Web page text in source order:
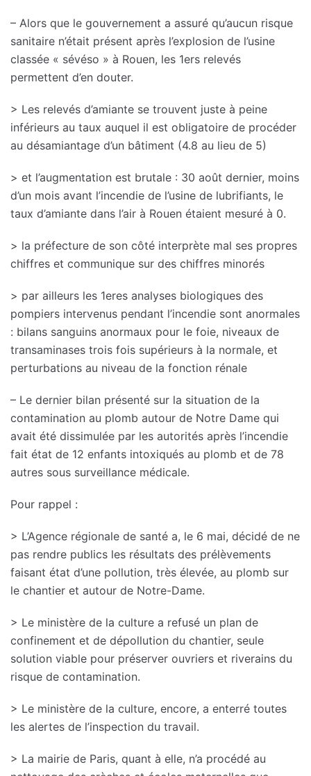
– Alors que le gouvernement a assuré qu’aucun risque
sanitaire n’était présent après l’explosion de l’usine
classée « sévéso » à Rouen, les 1ers relevés
permettent d’en douter.
> Les relevés d’amiante se trouvent juste à peine
inférieurs au taux auquel il est obligatoire de procéder
au désamiantage d’un bâtiment (4.8 au lieu de 5)
> et l’augmentation est brutale : 30 août dernier, moins
d’un mois avant l’incendie de l’usine de lubrifiants, le
taux d’amiante dans l’air à Rouen étaient mesuré à 0.
> la préfecture de son côté interprète mal ses propres
chiffres et communique sur des chiffres minorés
> par ailleurs les 1eres analyses biologiques des
pompiers intervenus pendant l’incendie sont anormales
: bilans sanguins anormaux pour le foie, niveaux de
transaminases trois fois supérieurs à la normale, et
perturbations au niveau de la fonction rénale
– Le dernier bilan présenté sur la situation de la
contamination au plomb autour de Notre Dame qui
avait été dissimulée par les autorités après l’incendie
fait état de 12 enfants intoxiqués au plomb et de 78
autres sous surveillance médicale.
Pour rappel :
> L’Agence régionale de santé a, le 6 mai, décidé de ne
pas rendre publics les résultats des prélèvements
faisant état d’une pollution, très élevée, au plomb sur
le chantier et autour de Notre-Dame.
> Le ministère de la culture a refusé un plan de
confinement et de dépollution du chantier, seule
solution viable pour préserver ouvriers et riverains du
risque de contamination.
> Le ministère de la culture, encore, a enterré toutes
les alertes de l’inspection du travail.
> La mairie de Paris, quant à elle, n’a procédé au